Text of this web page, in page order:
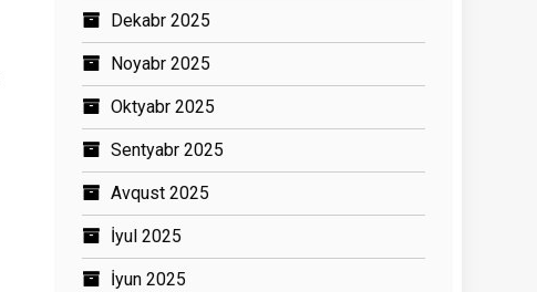
Dekabr 2025
Noyabr 2025
Oktyabr 2025
Sentyabr 2025
Avqust 2025
İyul 2025
İyun 2025